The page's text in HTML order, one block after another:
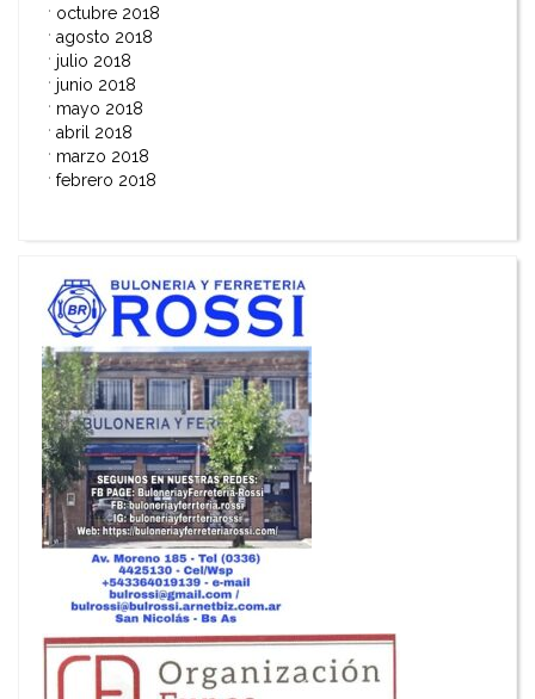
octubre 2018
agosto 2018
julio 2018
junio 2018
mayo 2018
abril 2018
marzo 2018
febrero 2018